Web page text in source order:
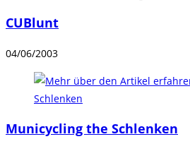
CUBlunt
04/06/2003
Municycling the Schlenken